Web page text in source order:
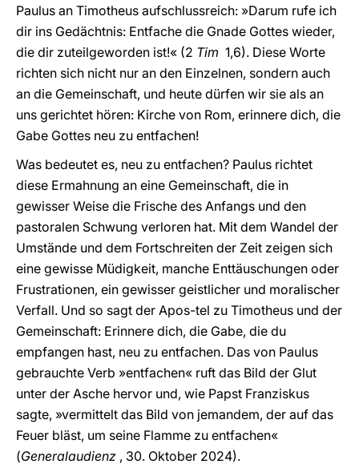
Paulus an Timotheus aufschlussreich: »Darum rufe ich
dir ins Gedächtnis: Entfache die Gnade Gottes wieder,
die dir zuteilgeworden ist!« (2 Tim 1,6). Diese Worte
richten sich nicht nur an den Einzelnen, sondern auch
an die Gemeinschaft, und heute dürfen wir sie als an
uns gerichtet hören: Kirche von Rom, erinnere dich, die
Gabe Gottes neu zu entfachen!
Was bedeutet es, neu zu entfachen? Paulus richtet
diese Ermahnung an eine Gemeinschaft, die in
gewisser Weise die Frische des Anfangs und den
pastoralen Schwung verloren hat. Mit dem Wandel der
Umstände und dem Fortschreiten der Zeit zeigen sich
eine gewisse Müdigkeit, manche Enttäuschungen oder
Frustrationen, ein gewisser geistlicher und moralischer
Verfall. Und so sagt der Apos-tel zu Timotheus und der
Gemeinschaft: Erinnere dich, die Gabe, die du
empfangen hast, neu zu entfachen. Das von Paulus
gebrauchte Verb »entfachen« ruft das Bild der Glut
unter der Asche hervor und, wie Papst Franziskus
sagte, »vermittelt das Bild von jemandem, der auf das
Feuer bläst, um seine Flamme zu entfachen«
(Generalaudienz , 30. Oktober 2024).